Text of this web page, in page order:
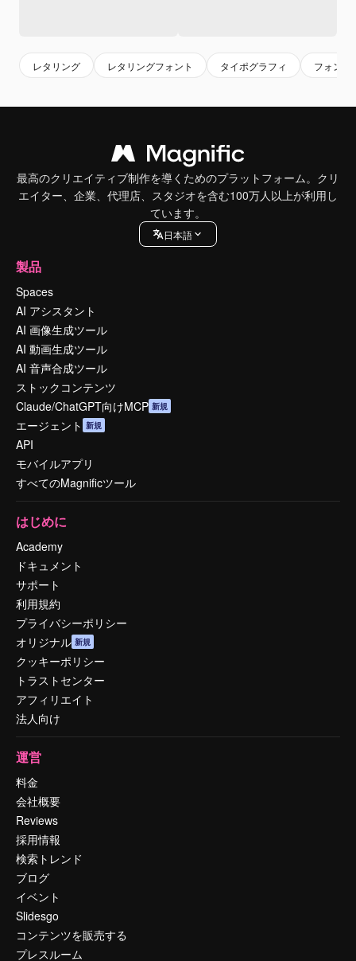
レタリング レタリングフォント タイポグラフィ フォント
最高のクリエイティブ制作を導くためのプラットフォーム。クリ
エイター、企業、代理店、スタジオを含む100万人以上が利用し
ています。
日本語
製品
Spaces
AI アシスタント
AI 画像生成ツール
AI 動画生成ツール
AI 音声合成ツール
ストックコンテンツ
Claude/ChatGPT向けMCP 新規
エージェント 新規
API
モバイルアプリ
すべてのMagnificツール
はじめに
Academy
ドキュメント
サポート
利用規約
プライバシーポリシー
オリジナル 新規
クッキーポリシー
トラストセンター
アフィリエイト
法人向け
運営
料金
会社概要
Reviews
採用情報
検索トレンド
ブログ
イベント
Slidesgo
コンテンツを販売する
プレスルーム